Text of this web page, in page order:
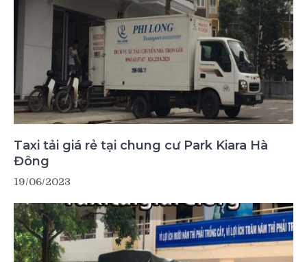
Taxi tải giá rẻ tại chung cư Park Kiara Hà
Đông
19/06/2023